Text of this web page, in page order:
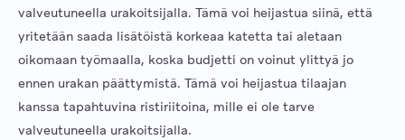
valveutuneella urakoitsijalla. Tämä voi heijastua siinä, että
yritetään saada lisätöistä korkeaa katetta tai aletaan
oikomaan työmaalla, koska budjetti on voinut ylittyä jo
ennen urakan päättymistä. Tämä voi heijastua tilaajan
kanssa tapahtuvina ristiriitoina, mille ei ole tarve
valveutuneella urakoitsijalla.